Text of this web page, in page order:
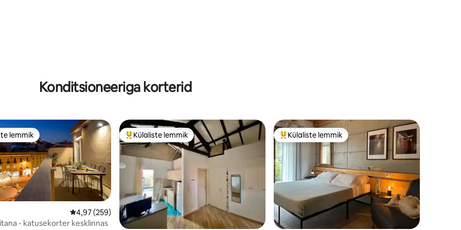
40 hinnangut
Konditsioneeriga korterid
198 hinnangut
lemmik
lemmik
Keskmine hinnang 4,97/5, 259 hinnangut
4,97 (259)
- katusekorter kesklinnas
Külaliste suur lemmik
Külaliste lemmik Külaliste suur lemmik
Külaliste lemmik